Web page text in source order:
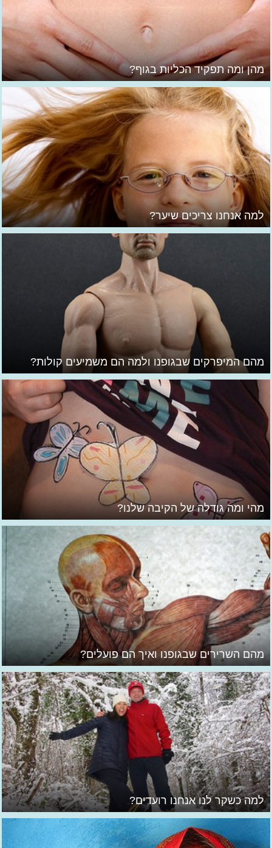
מהן ומה תפקיד הכליות בגוף?
למה אנחנו צריכים שיער?
מהם המיפרקים שבגופנו ולמה הם משמיעים קולות?
מהי ומה גודלה של הקיבה שלנו?
מהם השרירים שבגופנו ואיך הם פועלים?
למה כשקר לנו אנחנו רועדים?